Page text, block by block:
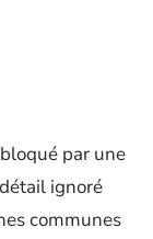
par une
ignoré
communes